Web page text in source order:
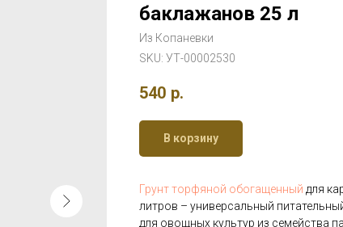
баклажанов 25 л
Из Копаневки
SKU: УТ-00002530
540 р.
В корзину
Грунт торфяной обогащенный для
литров – универсальный
для овощных культур из семейства